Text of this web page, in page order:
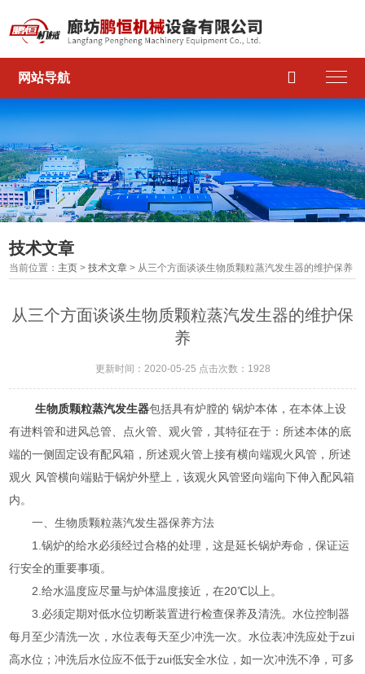
网站导航 
技术文章
当前位置： 主页 >技术文章 > 从三个方面谈谈生物质颗粒蒸汽发生器的维护保养
从三个方面谈谈生物质颗粒蒸汽发生器的维护保
养
更新时间：2020-05-25 点击次数：1928
生物质颗粒蒸汽发生器包括具有炉膛的 锅炉本体，在本体上设
有进料管和进风总管、点火管、观火管，其特征在于：所述本体的底
端的一侧固定设有配风箱，所述观火管上接有横向端观火风管，所述
观火 风管横向端贴于锅炉外壁上，该观火风管竖向端向下伸入配风箱
内。
一、生物质颗粒蒸汽发生器保养方法
1.锅炉的给水必须经过合格的处理，这是延长锅炉寿命，保证运
行安全的重要事项。
2.给水温度应尽量与炉体温度接近，在20℃以上。
3.必须定期对低水位切断装置进行检查保养及清洗。水位控制器
每月至少清洗一次，水位表每天至少冲洗一次。水位表冲洗应处于zui
高水位；冲洗后水位应不低于zui低安全水位，如一次冲洗不净，可多